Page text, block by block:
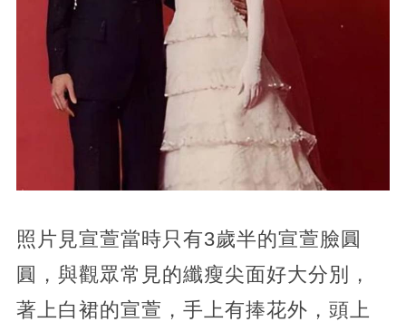
照片見宣萱當時只有3歲半的宣萱臉圓
圓，與觀眾常見的纖瘦尖面好大分別，
著上白裙的宣萱，手上有捧花外，頭上